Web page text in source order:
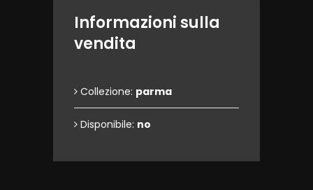
Informazioni sulla
vendita
Collezione: parma
Disponibile: no